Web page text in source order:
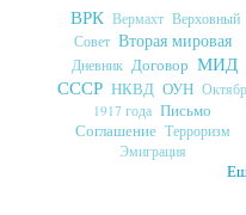
ВРК Вермахт Верховный
Совет Вторая мировая
Дневник Договор МИД
СССР НКВД ОУН
1917 года Письмо
Соглашение Терроризм
Эмиграция